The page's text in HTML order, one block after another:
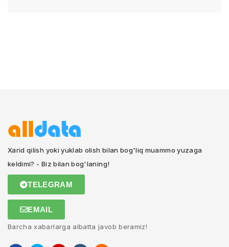
Xarid qilish yoki yuklab olish bilan bog'liq muammo yuzaga
keldimi? - Biz bilan bog'laning!
TELEGRAM
EMAIL
Barcha xabarlarga albatta javob beramiz!